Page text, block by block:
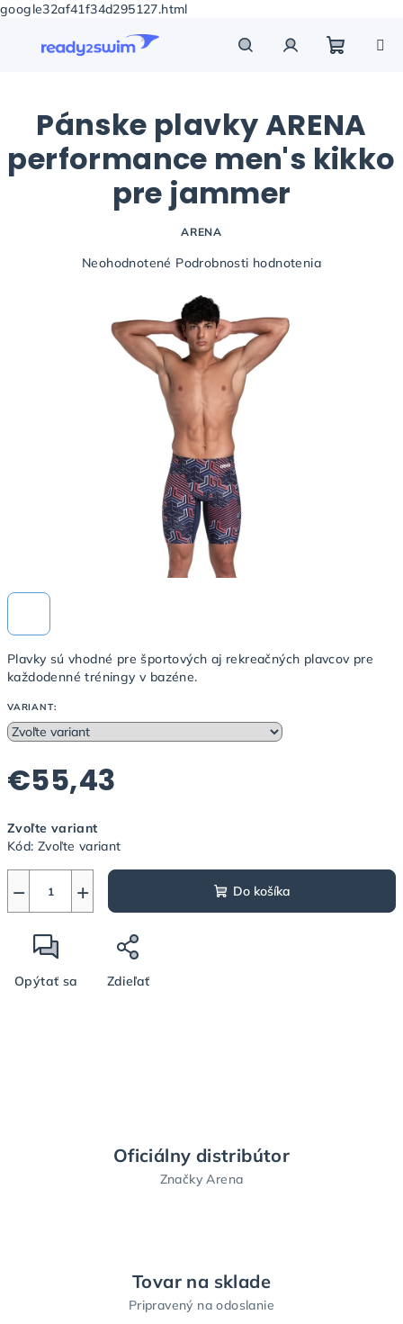
google32af41f34d295127.html
košík
Plavky sú vhodné pre športových aj rekreačných plavcov pre
každodenné tréningy v bazéne.
VARIANT:
€55,43
cena:
Zvoľte variant
Kód: Zvoľte variant
+
− Do košíka
Opýtať sa Zdieľať
Pánske plavky ARENA
performance men's kikko
pre jammer
ARENA
Priemerné
Neohodnotené Podrobnosti hodnotenia
Oficiálny distribútor
Značky Arena
Tovar na sklade
Pripravený na odoslanie